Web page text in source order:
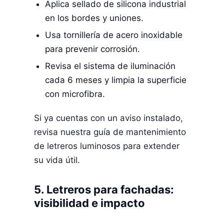
Aplica sellado de silicona industrial
en los bordes y uniones.
Usa tornillería de acero inoxidable
para prevenir corrosión.
Revisa el sistema de iluminación
cada 6 meses y limpia la superficie
con microfibra.
Si ya cuentas con un aviso instalado,
revisa nuestra guía de mantenimiento
de letreros luminosos para extender
su vida útil.
5. Letreros para fachadas:
visibilidad e impacto